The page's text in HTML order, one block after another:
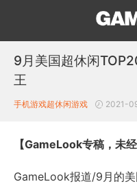
9月美国超休闲
王
手机游戏超休闲游戏 2021-
【GameLook专稿，未
GameLook报道/9月的